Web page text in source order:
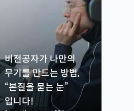
비전공자가 나만의
무기를 만드는 방법,
“본질을 묻는 눈”
입니다!